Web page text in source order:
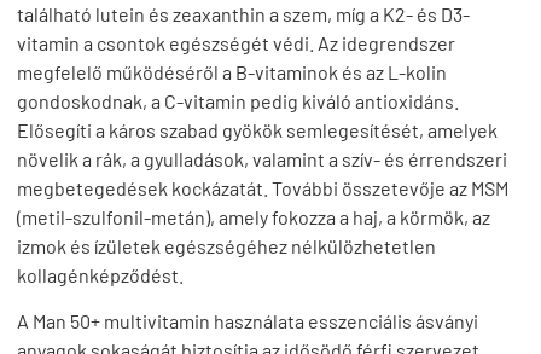
található lutein és zeaxanthin a szem, míg a K2- és D3-
vitamin a csontok egészségét védi. Az idegrendszer
megfelelő működéséről a B-vitaminok és az L-kolin
gondoskodnak, a C-vitamin pedig kiváló antioxidáns.
Elősegíti a káros szabad gyökök semlegesítését, amelyek
növelik a rák, a gyulladások, valamint a szív- és érrendszeri
megbetegedések kockázatát. További összetevője az MSM
(metil-szulfonil-metán), amely fokozza a haj, a körmök, az
izmok és ízületek egészségéhez nélkülözhetetlen
kollagénképződést.
A Man 50+ multivitamin használata esszenciális ásványi